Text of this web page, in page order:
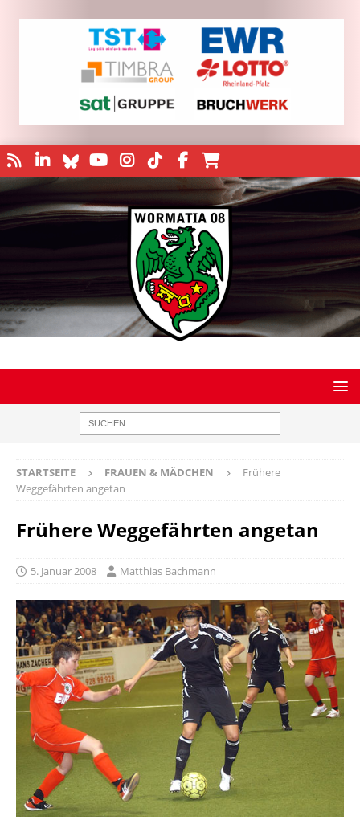
STARTSEITE FRAUEN & MÄDCHEN
Frühere
Weggefährten angetan
Frühere Weggefährten angetan
5. Januar 2008 Matthias Bachmann